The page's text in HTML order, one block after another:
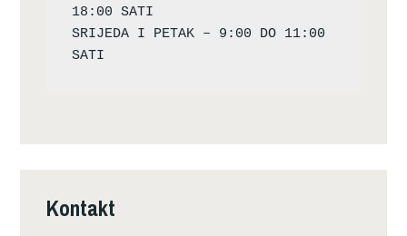
18:00 SATI
SRIJEDA I PETAK – 9:00 DO 11:00
Kontakt